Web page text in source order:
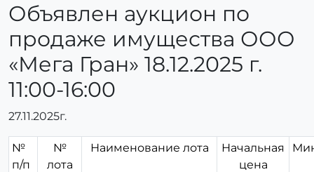
Объявлен аукцион по
продаже имущества ООО
«Мега Гран» 18.12.2025 г.
11:00-16:00
27.11.2025г.
№
п/п
№
лота
Наименование лота
Начальная
цена